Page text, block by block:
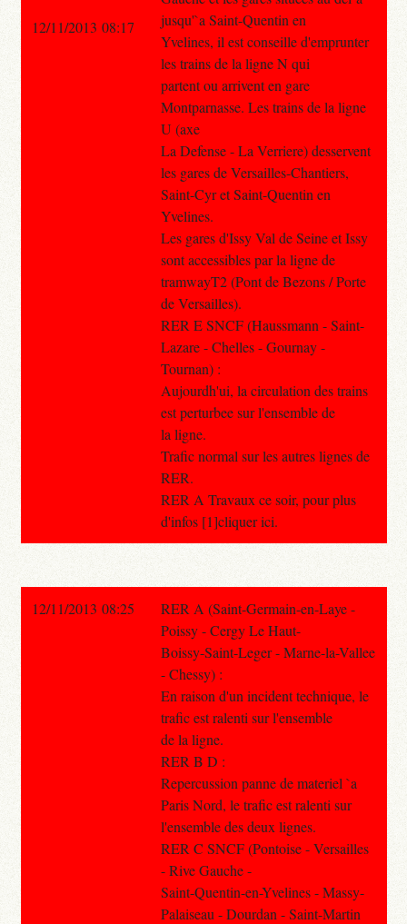
jusqu'`a Saint-Quentin en
Yvelines, il est conseille d'emprunter
les trains de la ligne N qui
partent ou arrivent en gare
Montparnasse. Les trains de la ligne
U (axe
La Defense - La Verriere) desservent
les gares de Versailles-Chantiers,
Saint-Cyr et Saint-Quentin en
Yvelines.
Les gares d'Issy Val de Seine et Issy
sont accessibles par la ligne de
tramwayT2 (Pont de Bezons / Porte
de Versailles).
RER E SNCF (Haussmann - Saint-
Lazare - Chelles - Gournay -
Tournan) :
Aujourdh'ui, la circulation des trains
est perturbee sur l'ensemble de
la ligne.
Trafic normal sur les autres lignes de
RER.
RER A Travaux ce soir, pour plus
d'infos [1]cliquer ici.
12/11/2013 08:17
12/11/2013 08:25
RER A (Saint-Germain-en-Laye -
Poissy - Cergy Le Haut-
Boissy-Saint-Leger - Marne-la-Vallee
- Chessy) :
En raison d'un incident technique, le
trafic est ralenti sur l'ensemble
de la ligne.
RER B D :
Repercussion panne de materiel `a
Paris Nord, le trafic est ralenti sur
l'ensemble des deux lignes.
RER C SNCF (Pontoise - Versailles
- Rive Gauche -
Saint-Quentin-en-Yvelines - Massy-
Palaiseau - Dourdan - Saint-Martin